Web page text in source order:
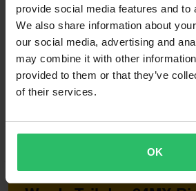
provide social media features and to
We also share information about
our social media, advertising and
may combine it with other
provided to them or that they’ve
of their services.
OK
Datenschutzerklärung
Widerrufsrecht
Reklamationen &
Informationen zum Recycling